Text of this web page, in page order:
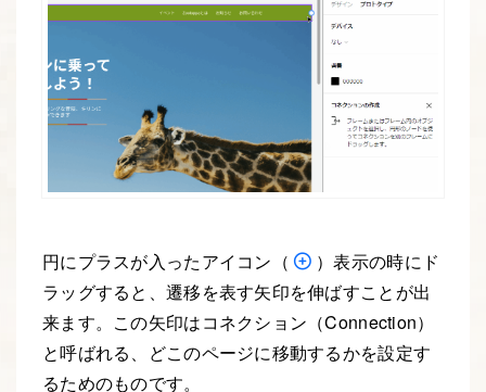
円にプラスが入ったアイコン（
）表示の時にド
ラッグすると、遷移を表す矢印を伸ばすことが出
来ます。この矢印はコネクション（Connection）
と呼ばれる、どこのページに移動するかを設定す
るためのものです。